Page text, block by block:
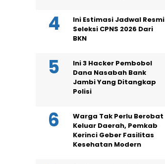
Ini Estimasi Jadwal Resmi
Seleksi CPNS 2026 Dari
BKN
Ini 3 Hacker Pembobol
Dana Nasabah Bank
Jambi Yang Ditangkap
Polisi
Warga Tak Perlu Berobat
Keluar Daerah, Pemkab
Kerinci Geber Fasilitas
Kesehatan Modern